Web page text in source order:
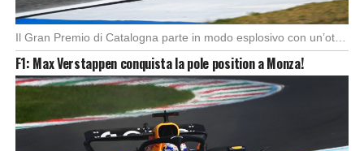
Il Gran Premio di Catalogna parte in modo esplosivo con un’ottima partenza di Alex Marquez, […]
F1: Max Verstappen conquista la pole position a Monza!